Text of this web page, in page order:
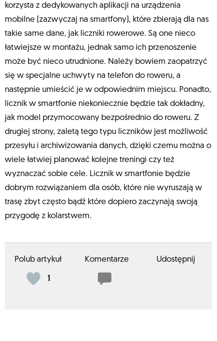
korzysta z dedykowanych aplikacji na urządzenia
mobilne (zazwyczaj na smartfony), które zbierają dla nas
takie same dane, jak liczniki rowerowe. Są one nieco
łatwiejsze w montażu, jednak samo ich przenoszenie
może być nieco utrudnione. Należy bowiem zaopatrzyć
się w specjalne uchwyty na telefon do roweru, a
następnie umieścić je w odpowiednim miejscu. Ponadto,
licznik w smartfonie niekoniecznie będzie tak dokładny,
jak model przymocowany bezpośrednio do roweru. Z
drugiej strony, zaletą tego typu liczników jest możliwość
przesyłu i archiwizowania danych, dzięki czemu można o
wiele łatwiej planować kolejne treningi czy też
wyznaczać sobie cele. Licznik w smartfonie będzie
dobrym rozwiązaniem dla osób, które nie wyruszają w
trasę zbyt często bądź które dopiero zaczynają swoją
przygodę z kolarstwem.
Polub artykuł
1
Komentarze Udostępnij